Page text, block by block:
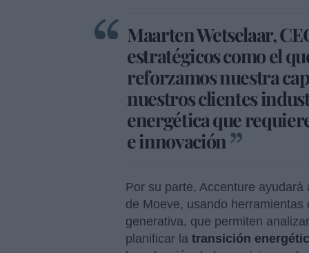
Maarten Wetselaar,
estratégicos como el
reforzamos nuestra
nuestros clientes
energética que
e innovación
Por su parte, Accenture
de Moeve, usando
generativa, que permiten
planificar la transición